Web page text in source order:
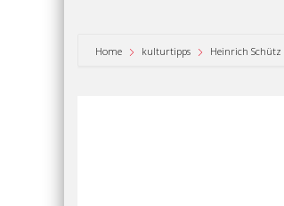
Home kulturtipps Heinrich Schütz